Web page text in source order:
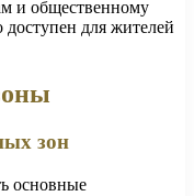
и общественному
доступен для жителей
зон
основные